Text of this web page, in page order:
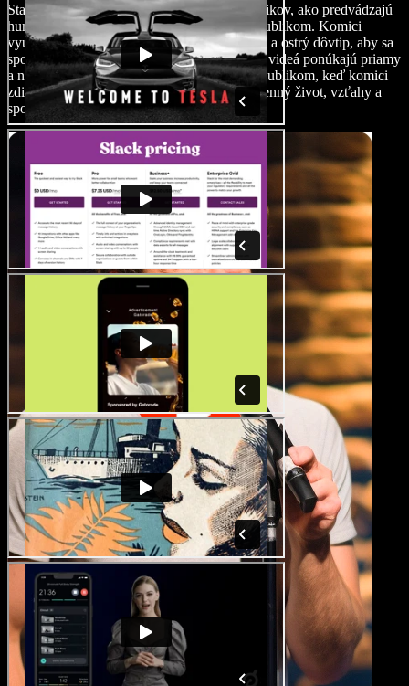
Stand-up komediálne videá zachytávajú komikov, ako predvádzajú
humorné monológy alebo čísla pred živým publikom. Komici
využívajú postrehový humor, osobné príbehy a ostrý dôvtip, aby sa
spojili s divákmi a vyvolali smiech. Stand-up videá ponúkajú priamy
a nefalšovaný kontakt medzi účinkujúcim a publikom, keď komici
zdieľajú svoje jedinečné pohľady na každodenný život, vzťahy a
spoločenské zvláštnosti.